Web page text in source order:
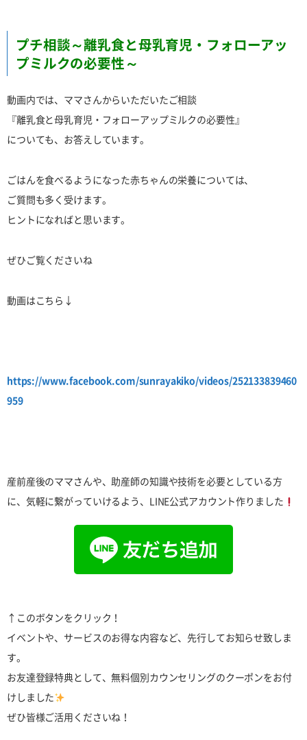
プチ相談～離乳食と母乳育児・フォローアッ
プミルクの必要性～
動画内では、ママさんからいただいたご相談
『離乳食と母乳育児・フォローアップミルクの必要性』
についても、お答えしています。
ごはんを食べるようになった赤ちゃんの栄養については、
ご質問も多く受けます。
ヒントになればと思います。
ぜひご覧くださいね
動画はこちら↓
https://www.facebook.com/sunrayakiko/videos/252133839460
959
産前産後のママさんや、助産師の知識や技術を必要としている方
に、気軽に繋がっていけるよう、LINE公式アカウント作りました
↑このボタンをクリック！
イベントや、サービスのお得な内容など、先行してお知らせ致しま
す。
お友達登録特典として、無料個別カウンセリングのクーポンをお付
けしました
ぜひ皆様ご活用くださいね！